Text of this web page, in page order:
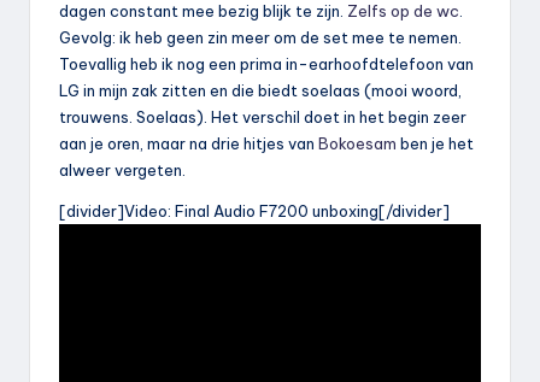
dagen constant mee bezig blijk te zijn. Zelfs op de wc.
Gevolg: ik heb geen zin meer om de set mee te nemen.
Toevallig heb ik nog een prima in-earhoofdtelefoon van
LG in mijn zak zitten en die biedt soelaas (mooi woord,
trouwens. Soelaas). Het verschil doet in het begin zeer
aan je oren, maar na drie hitjes van Bokoesam ben je het
alweer vergeten.
[divider]Video: Final Audio F7200 unboxing[/divider]